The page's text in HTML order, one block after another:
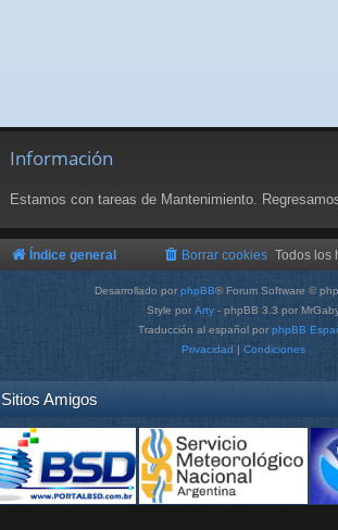
Información
Estamos con tareas de Mantenimiento.
Índice general Todos los
Borrar cookies
Desarrollado por phpBB® Forum Software ©
Style por Arty - phpBB 3.3 por
Traducción al español por phpBB
Privacidad | Condiciones
Sitios Amigos